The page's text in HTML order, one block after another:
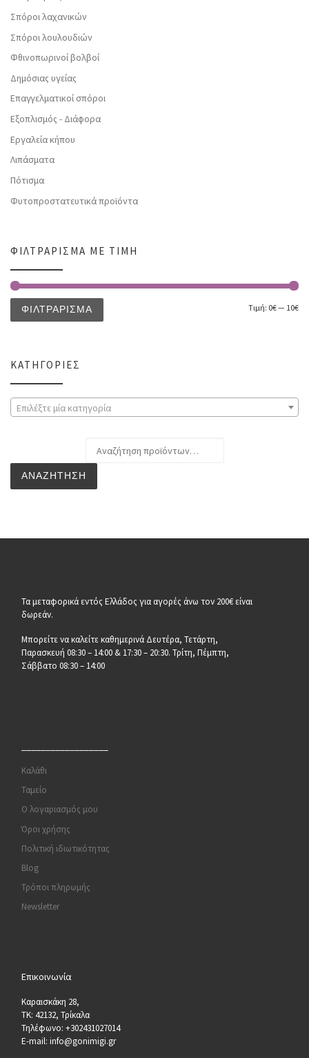
Σπόροι λαχανικών
Σπόροι λουλουδιών
Φθινοπωρινοί βολβοί
Δημόσιας υγείας
Επαγγελματικοί σπόροι
Εξοπλισμός - Διάφορα
Εργαλεία κήπου
Λιπάσματα
Πότισμα
Φυτοπροστατευτικά προϊόντα
ΦΙΛΤΡΆΡΙΣΜΑ ΜΕ ΤΙΜΉ
ΦΙΛΤΡΆΡΙΣΜΑ Τιμή: 0€— 10€
ΚΑΤΗΓΟΡΊΕΣ
Επιλέξτε μία κατηγορία
ΑΝΑΖΉΤΗΣΗ
Τα μεταφορικά εντός Ελλάδος για αγορές άνω τον 200€ είναι
δωρεάν.
Μπορείτε να καλείτε καθημερινά Δευτέρα, Τετάρτη,
Παρασκευή 08:30 – 14:00 & 17:30 – 20:30. Τρίτη, Πέμπτη,
Σάββατο 08:30 – 14:00
Καλάθι
Ταμείο
Ο λογαριασμός μου
Όροι χρήσης
Πολιτική ιδιωτικότητας
Blog
Τρόποι πληρωμής
Newsletter
Επικοινωνία
Καραισκάκη 28,
ΤΚ: 42132, Τρίκαλα
Τηλέφωνο: +302431027014
E-mail: info@gonimigi.gr